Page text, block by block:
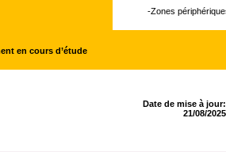
-Zones périphériques de
en cours d’étude
de mise à jour:
21/08/2025